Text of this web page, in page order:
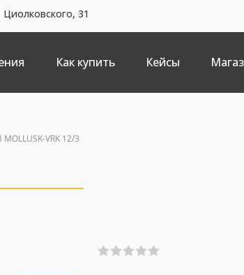
Циолковского, 31
Как купить Кейсы
VRK 12/3